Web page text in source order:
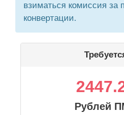
взиматься комиссия за
конвертации.
Рублей